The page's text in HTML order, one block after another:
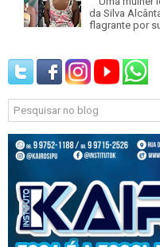
da Silva
flagrante por